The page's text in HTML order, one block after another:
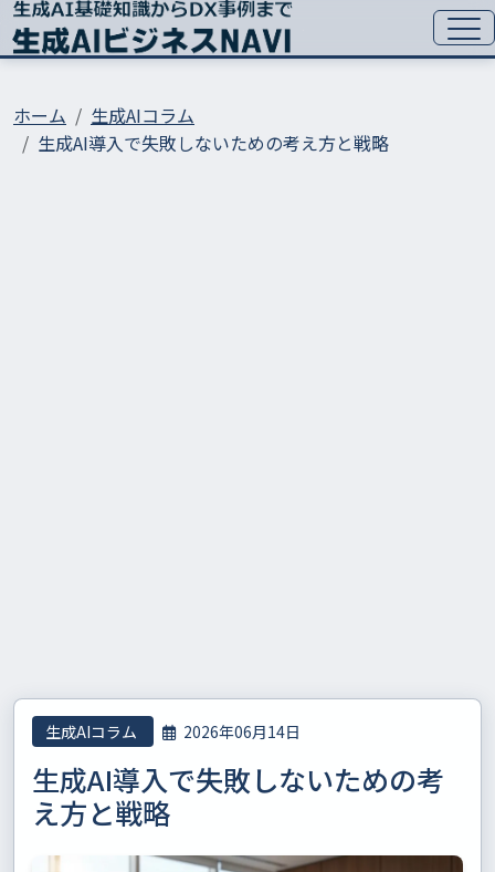
ホーム
生成AIコラム
生成AI導入で失敗しないための考え方と戦略
生成AIコラム 2026年06月14日
生成AI導入で失敗しないための考
え方と戦略